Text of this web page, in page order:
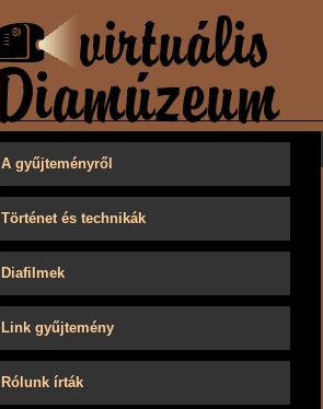
A gyűjteményről
Történet és technikák
Diafilmek
Link gyűjtemény
Rólunk írták